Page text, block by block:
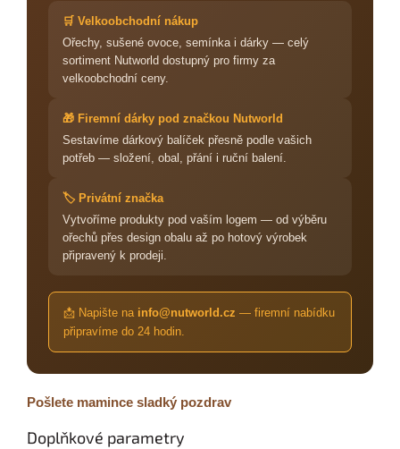
🛒 Velkoobchodní nákup
Ořechy, sušené ovoce, semínka i dárky — celý
sortiment Nutworld dostupný pro firmy za
velkoobchodní ceny.
🎁 Firemní dárky pod značkou Nutworld
Sestavíme dárkový balíček přesně podle vašich
potřeb — složení, obal, přání i ruční balení.
🏷️ Privátní značka
Vytvoříme produkty pod vaším logem — od výběru
ořechů přes design obalu až po hotový výrobek
připravený k prodeji.
📩 Napište na info@nutworld.cz — firemní nabídku
připravíme do 24 hodin.
Pošlete mamince sladký pozdrav
Doplňkové parametry